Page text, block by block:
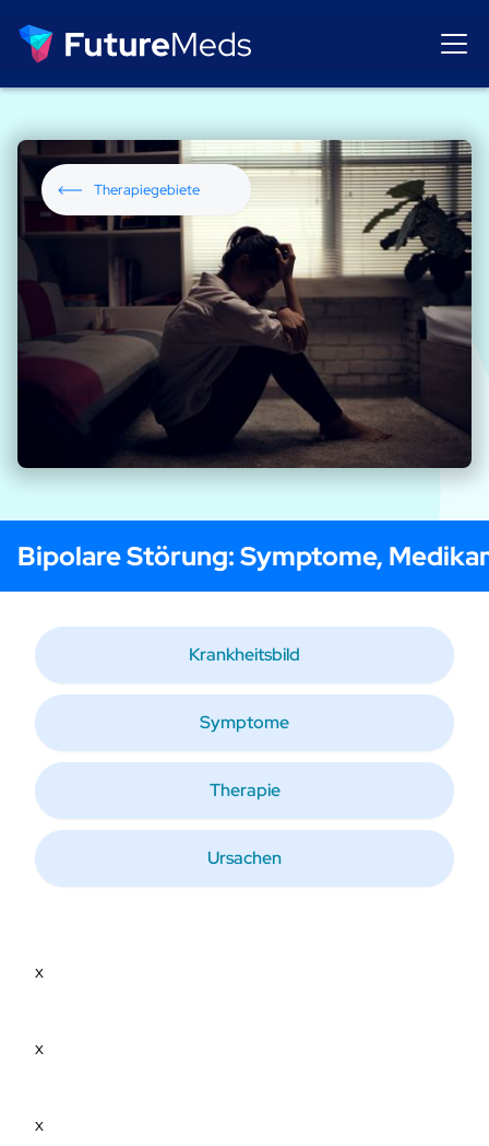
Therapiegebiete
Bipolare Störung: Symptome,
Krankheitsbild
Symptome
Therapie
Ursachen
x
x
x